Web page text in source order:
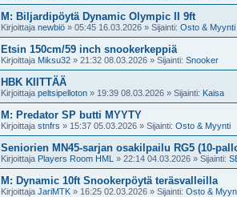
M: Biljardipöytä Dynamic Olympic II 9ft
Kirjoittaja newbiö » 05:45 16.03.2026 » Sijainti: Osto & Myynti
Etsin 150cm/59 inch snookerkeppiä
Kirjoittaja Miksu32 » 21:32 08.03.2026 » Sijainti: Snooker
HBK KIITTÄÄ
Kirjoittaja peltsipelloton » 19:39 08.03.2026 » Sijainti: Kaisa
M: Predator SP butti MYYTY
Kirjoittaja stnfrs » 15:37 05.03.2026 » Sijainti: Osto & Myynti
Seniorien MN45-sarjan osakilpailu RG5 (10-
Kirjoittaja Players Room HML » 22:14 04.03.2026 » Sijainti:
M: Dynamic 10ft Snookerpöytä teräsvalleilla
Kirjoittaja JariMTK » 16:25 02.03.2026 » Sijainti: Osto &